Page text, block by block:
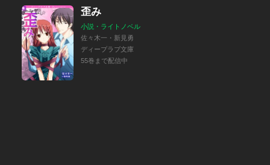
歪み
小説・ライトノベル
佐々木一・新見勇
ディープラブ文庫
55巻まで配信中